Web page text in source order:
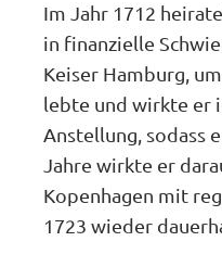
Im Jahr 1712
in finanzielle
Keiser Hamburg,
lebte und wirkte er
Anstellung, sodass
Jahre wirkte er
Kopenhagen mit
1723 wieder